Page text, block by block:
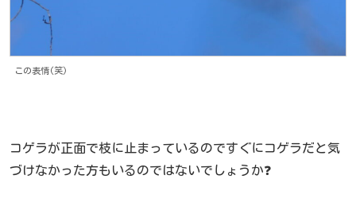
この表情(笑)
コゲラが正面で枝に止まっているのですぐにコゲラだと気
づけなかった方もいるのではないでしょうか❓